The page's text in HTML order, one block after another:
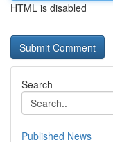
HTML is disabled
Search
Published News